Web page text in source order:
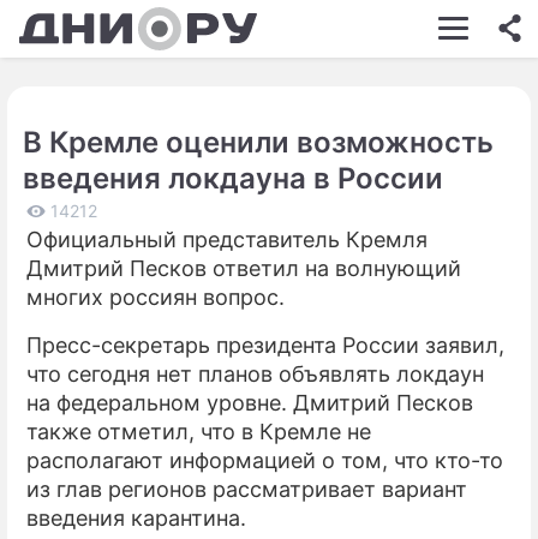
ШОУ-БИЗНЕС
КИНО
ЗДОРОВЬЕ
ПРОИСШЕСТВИЯ
СОННИК
СТИЛЬ ЖИЗНИ
СЕРИАЛЫ
В Кремле оценили возможность
введения локдауна в России
14212
Официальный представитель Кремля
Дмитрий Песков ответил на волнующий
многих россиян вопрос.
Пресс-секретарь президента России заявил,
что сегодня нет планов объявлять локдаун
на федеральном уровне. Дмитрий Песков
также отметил, что в Кремле не
располагают информацией о том, что кто-то
из глав регионов рассматривает вариант
введения карантина.